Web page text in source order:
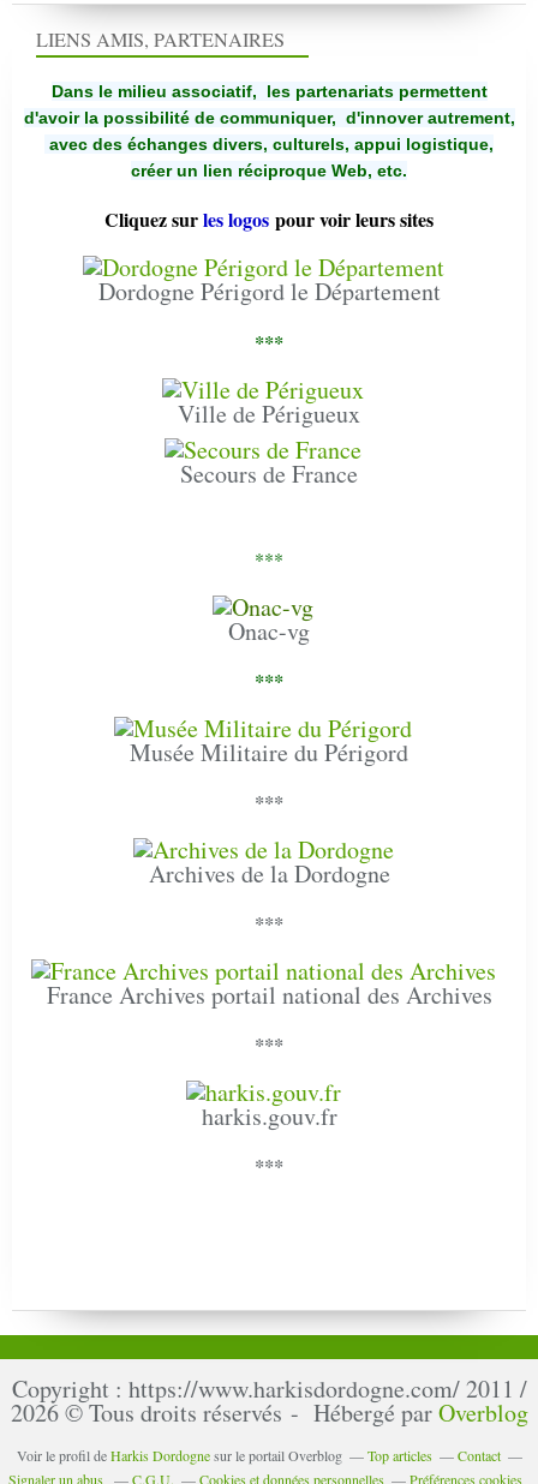
LIENS AMIS, PARTENAIRES
Dans le milieu associatif, les partenariats permettent
d'avoir la possibilité de communiquer, d'innover autrement,
avec des échanges divers, culturels, appui logistique,
créer un lien réciproque Web, etc.
Cliquez surles logos pour voir leurs sites
Dordogne Périgord le Département
***
Ville de Périgueux
Secours de France
***
Onac-vg
***
Musée Militaire du Périgord
***
Archives de la Dordogne
***
France Archives portail national des Archives
***
harkis.gouv.fr
***
Copyright : https://www.harkisdordogne.com/ 2011 /
2026 © Tous droits réservés - Hébergé parOverblog
Voir le profil deHarkis Dordognesur le portail Overblog Top articles
Contact
Signaler un abus
C.G.U. Cookies et données personnelles Préférences cookies